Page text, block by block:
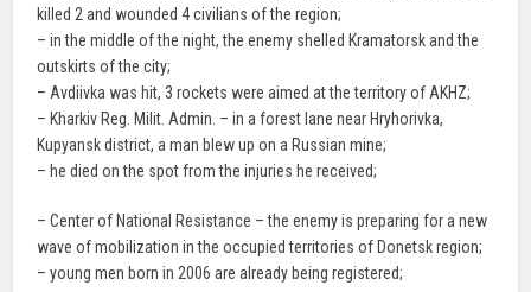
killed 2 and wounded 4 civilians of the region;
– in the middle of the night, the enemy shelled Kramatorsk and the
outskirts of the city;
– Avdiivka was hit, 3 rockets were aimed at the territory of AKHZ;
– Kharkiv Reg. Milit. Admin. – in a forest lane near Hryhorivka,
Kupyansk district, a man blew up on a Russian mine;
– he died on the spot from the injuries he received;
– Center of National Resistance – the enemy is preparing for a new
wave of mobilization in the occupied territories of Donetsk region;
– young men born in 2006 are already being registered;